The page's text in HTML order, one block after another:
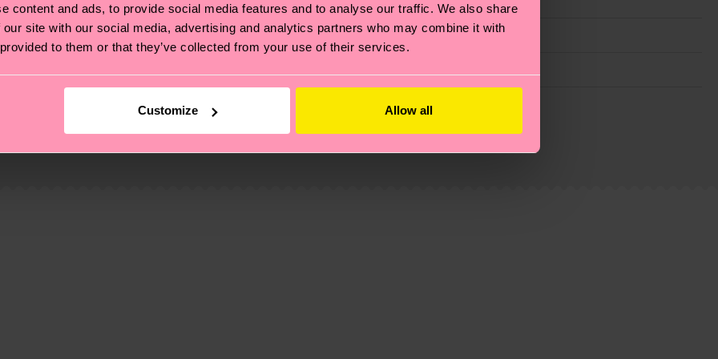
content and ads, to provide social media features and to analyse our traffic. We also share
site with our social media, advertising and analytics partners who may combine it with
to them or that they’ve collected from your use of their services.
Customize Allow all
pre-consumer-polyamide, 6% Poliammide, 1% Elastan
si ferma alla qualità o alle certificazioni, ma include filiere etiche, meno emissioni, amore per i calzini… e
è di 5-8 giorni lavorativi. Tieni presente che si tratta solo di una stima: la consegna effettiva